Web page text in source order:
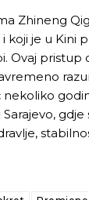
Zhineng
koji je u Kini
Ovaj pristup
nekoliko
gdje